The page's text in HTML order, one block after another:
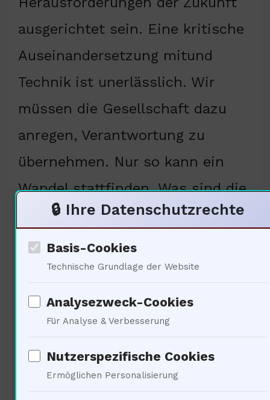
ausgerichtet sein. Eine kritische
Auseinandersetzung mitund
Technik ist unerlässlich. Wir
müssen die Gesellschaft dazu
anregen, Verantwortung zu
übernehmen. Nur so kann ein
Wandel stattfinden. Was sind die
nächsten Schritte in dieser
Entwicklung?
Psychologische
Perspektiven auf das
Überleben
🔒 Ihre Datenschutzrechte
Basis-Cookies
Technische Grundlage der Website
Analysezweck-Cookies
Für Analyse & Verbesserung
Nutzerspezifische Cookies
Ermöglichen Personalisierung